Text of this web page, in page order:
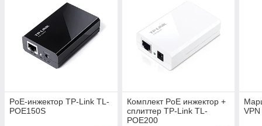
PoE-инжектор TP-Link TL-
POE150S
Комплект PoE инжектор +
сплиттер TP-Link TL-
POE200